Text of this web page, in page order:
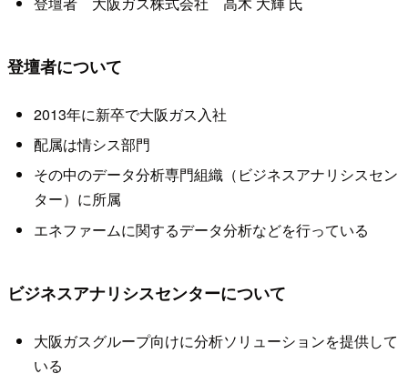
登壇者について
2013年に新卒で大阪ガス入社
配属は情シス部門
その中のデータ分析専門組織（ビジネスアナリシスセン
ター）に所属
エネファームに関するデータ分析などを行っている
ビジネスアナリシスセンターについて
大阪ガスグループ向けに分析ソリューションを提供して
いる